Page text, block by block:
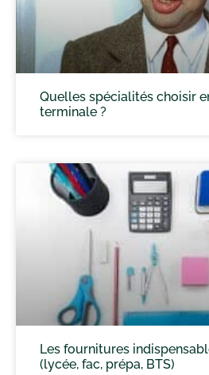
Quelles spécialités choisir
terminale ?
Les fournitures
(lycée, fac, prépa, BTS)